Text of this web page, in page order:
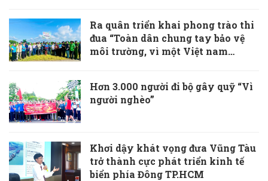
Ra quân triển khai phong trào thi
đua “Toàn dân chung tay bảo vệ
môi trường, vì một Việt nam
Hơn 3.000 người đi bộ gây quỹ “Vì
người nghèo”
Khơi dậy khát vọng đưa Vũng Tàu
trở thành cực phát triển kinh tế
biển phía Đông TP.HCM